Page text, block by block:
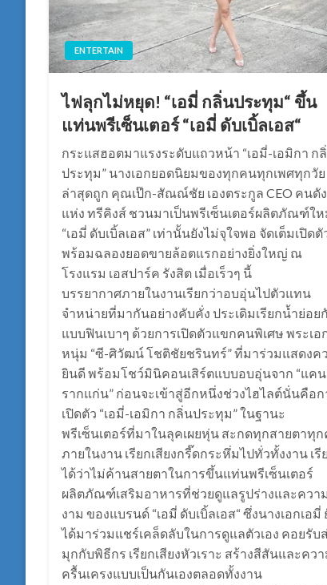
ENTERTAIN
ไฟลุกไม่หยุด! “เอมี่ กลิ่นประทุม“ ขึ้น
แท่นพรีเซ็นเตอร์ “เอมี่ ดับเบิ้ลเอส“
กระแสฮอตมาแรงระดับแถวหน้า “เอมี่-เอมิกา ก
ประทุม” นางเอกยอดนิยมของทุกคนทุกเพศทุกวัย
ล่าสุดถูก คุณเป๊ก-สัณณ์ชัย เองตระกูล CEO คนดัง
แห่ง ทรีคิงส์ ชวนมาเป็นพรีเซ็นเตอร์ผลิตภัณฑ์ใ
“เอมี่ ดับเบิ้ลเอส” เท่านั้นยังไม่จุใจพอ จัดเต็มเปิดตั
พร้อมฉลองยอดขายล้อตแรกอย่างยิ่งใหญ่ ณ
โรงแรม เอสปาร์ค รังสิต เมื่อเร็วๆ นี้
บรรยากาศภายในงานเรียกว่าอบอุ่นไปตัวแทน
จำหน่ายที่มากันอย่างคับคั่ง ประเดิมเรียกน้ำย่อย
แบบฟินเบาๆ ด้วยการเปิดตัวแขกคนพิเศษ พระเอ
หนุ่ม “ซี-ศิวัฒน์ โชติชัยชรินทร์” ที่มาร่วมแสดงค
ยินดี พร้อมโชว์มินิคอนเสิร์ตแบบอบอุ่นจาก “แค
รากแก่น” ก่อนจะเข้าสู่อีกหนึ่งช่วงไฮไลต์นั่นคือก
เปิดตัว “เอมี่-เอมิกา กลิ่นประทุม” ในฐานะ
พรีเซ็นเตอร์ที่มาในลุคเผยหุ่น สะกดทุกสายตาทุ
ภายในงาน เรียกเสียงกรี๊ดกระหึ่มไปทั่วทั้งงาน เรี
ได้ว่าไม่ค้านสายตาในการขึ้นแท่นพรีเซ็นเตอร์
ผลิตภัณฑ์เสริมอาหารที่ช่วยดูแลรูปร่างและความ
งาม ของแบรนด์ “เอมี่ ดับเบิ้ลเอส“ ซึ่งนางเอกเอมี่
ได้มาร่วมแชร์เคล็ดลับในการดูแลตัวเอง คอยรับ
มุกกับพิธีกร เรียกเสียงหัวเราะ สร้างสีสันและควา
ครื้นเครงแบบเป็นกันเองตลอดทั้งงาน